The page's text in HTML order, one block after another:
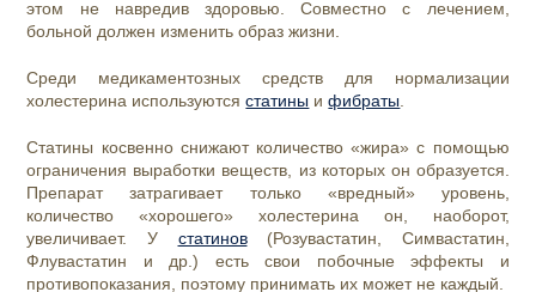
этом не навредив здоровью. Совместно с лечением,
больной должен изменить образ жизни.
Среди медикаментозных средств для нормализации
холестерина используютсястатины ифибраты
Статины косвенно снижают количество «жира» с помощью
ограничения выработки веществ, из которых он образуется.
Препарат затрагивает только «вредный» уровень,
количество «хорошего» холестерина он, наоборот,
увеличивает. У статинов(Розувастатин, Симвастатин,
Флувастатин и др.) есть свои побочные эффекты и
противопоказания, поэтому принимать их может не каждый.